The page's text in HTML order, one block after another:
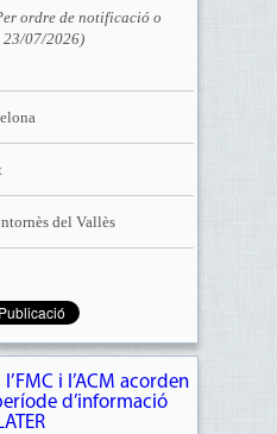
ordre de notificació o
07/2026)
del Vallès
i l’ACM acorden
d’informació